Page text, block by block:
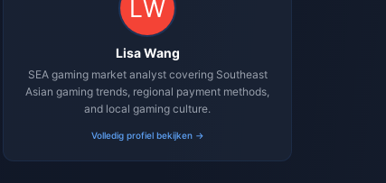
Lisa Wang
SEA gaming market analyst covering Southeast
Asian gaming trends, regional payment methods,
and local gaming culture.
Volledig profiel bekijken →